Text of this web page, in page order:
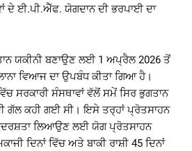
ਦੇ ਈ.ਪੀ.ਐੱਫ. ਯੋਗਦਾਨ ਦੀ ਭਰਪਾਈ ਦਾ
ਯਕੀਨੀ ਬਣਾਉਣ ਲਈ 1 ਅਪ੍ਰੈਲ 2026 ਤੋਂ
ਵਿਆਜ ਦਾ ਉਪਬੰਧ ਕੀਤਾ ਗਿਆ ਹੈ।
ਸਰਕਾਰੀ ਸੰਸਥਾਵਾਂ ਵੱਲੋਂ ਸਮੇਂ ਸਿਰ ਭੁਗਤਾਨ
ਗੱਲ ਕਹੀ ਗਈ ਸੀ। ਇਸੇ ਤਰ੍ਹਾਂ ਪ੍ਰੋਤਸਾਹਨ
ਲਿਆਉਣ ਲਈ ਯੋਗ ਪ੍ਰੋਤਸਾਹਨ
ਦਿਨਾਂ ਵਿੱਚ ਅਤੇ ਬਾਕੀ ਰਾਸ਼ੀ 45 ਦਿਨਾਂ